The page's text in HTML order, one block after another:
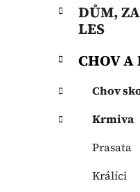
n
p
n
l
e
DŮM,
LES
CHOV A
Chov
Krmiva
Prasata
Králíci